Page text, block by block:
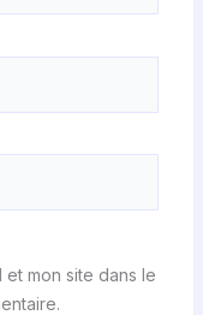
et mon site dans le